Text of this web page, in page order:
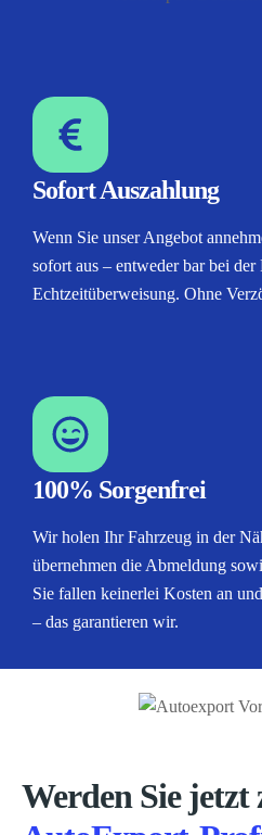
Sofort Auszahlung
Wenn Sie unser Angebot
sofort aus – entweder bar bei der
Echtzeitüberweisung. Ohne
100% Sorgenfrei
Wir holen Ihr Fahrzeug in der
übernehmen die Abmeldung
Sie fallen keinerlei Kosten an
– das garantieren wir.
Werden Sie jetzt